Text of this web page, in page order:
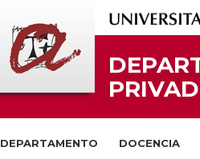
DEPARTAMENTO DOCENCIA